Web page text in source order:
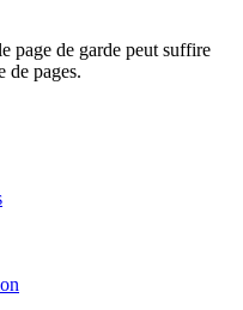
page de garde peut suffire
de pages.